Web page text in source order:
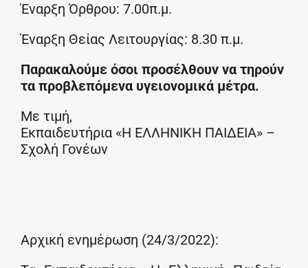
Έναρξη Όρθρου: 7.00π.μ.
Έναρξη Θείας Λειτουργίας: 8.30 π.μ.
Παρακαλούμε όσοι προσέλθουν να τηρούν
τα προβλεπόμενα υγειονομικά μέτρα.
Με τιμή,
Εκπαιδευτήρια «Η ΕΛΛΗΝΙΚΗ ΠΑΙΔΕΙΑ» –
Σχολή Γονέων
Αρχική ενημέρωση (24/3/2022):